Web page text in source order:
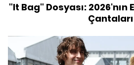
"It Bag" Dosyası: 2026'nın
Çantaları